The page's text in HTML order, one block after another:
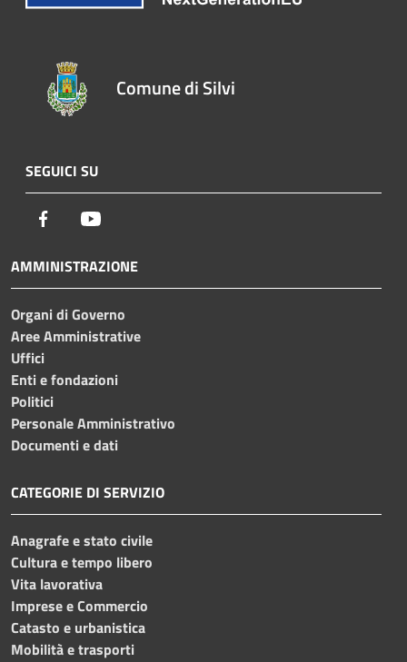
Comune di Silvi
SEGUICI SU
Facebook
AMMINISTRAZIONE
Organi di Governo
Aree Amministrative
Uffici
Enti e fondazioni
Politici
Personale Amministrativo
Documenti e dati
CATEGORIE DI SERVIZIO
Anagrafe e stato civile
Cultura e tempo libero
Vita lavorativa
Imprese e Commercio
Catasto e urbanistica
Mobilità e trasporti